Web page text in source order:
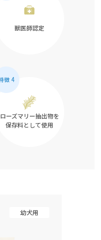
獣医師認定
ローズマリー抽出物を
保存料として使用
幼犬用